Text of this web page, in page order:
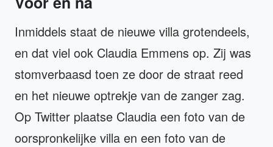
Inmiddels staat de nieuwe villa grotendeels,
en dat viel ook Claudia Emmens op. Zij was
stomverbaasd toen ze door de straat reed
en het nieuwe optrekje van de zanger zag.
Op Twitter plaatse Claudia een foto van de
oorspronkelijke villa en een foto van de